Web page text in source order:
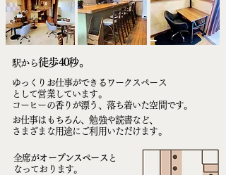
駅から徒歩40秒。
ゆっくりお仕事ができるワークスペース
として営業しています。
コーヒーの香りが漂う、落ち着いた空間です。
お仕事はもちろん、勉強や読書など、
さまざまな用途にご利用いただけます。
全席がオープンスペース と
なっております。